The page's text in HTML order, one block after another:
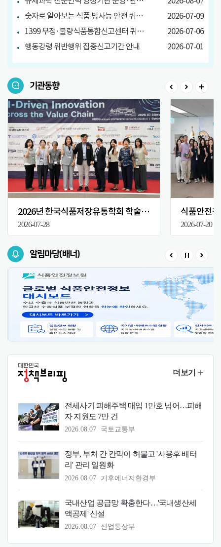
숫자로 알아보는 식품 방사능 안전 퀴즈 당첨자 발표
2026-07-09
1399 부정·불량식품통합신고센터 퀴즈 이벤트 당첨자 발표
2026-07-06
행동강령 위반행위 집중신고기간 안내
2026-07-01
기관동향
2026년 한국식품저장유통학회 학술대회
2026-07-28
식품안전
2026-07-20
알림마당(배너)